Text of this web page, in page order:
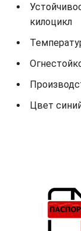
килоцикл
Цвет